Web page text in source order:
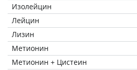
Изолейцин
Лейцин
Лизин
Метионин
Метионин + Цистеин